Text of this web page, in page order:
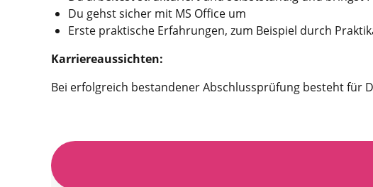
Du gehst sicher mit MS Office um
Erste praktische Erfahrungen, zum Beispiel durch
Karriereaussichten:
Bei erfolgreich bestandener Abschlussprüfung besteht für